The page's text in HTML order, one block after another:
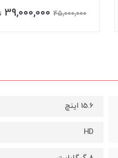
45,000,000
39,000,000
15.6 اینچ
HD